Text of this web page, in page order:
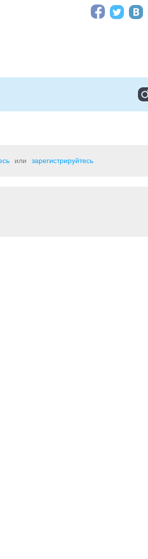
или зарегистрируйтесь